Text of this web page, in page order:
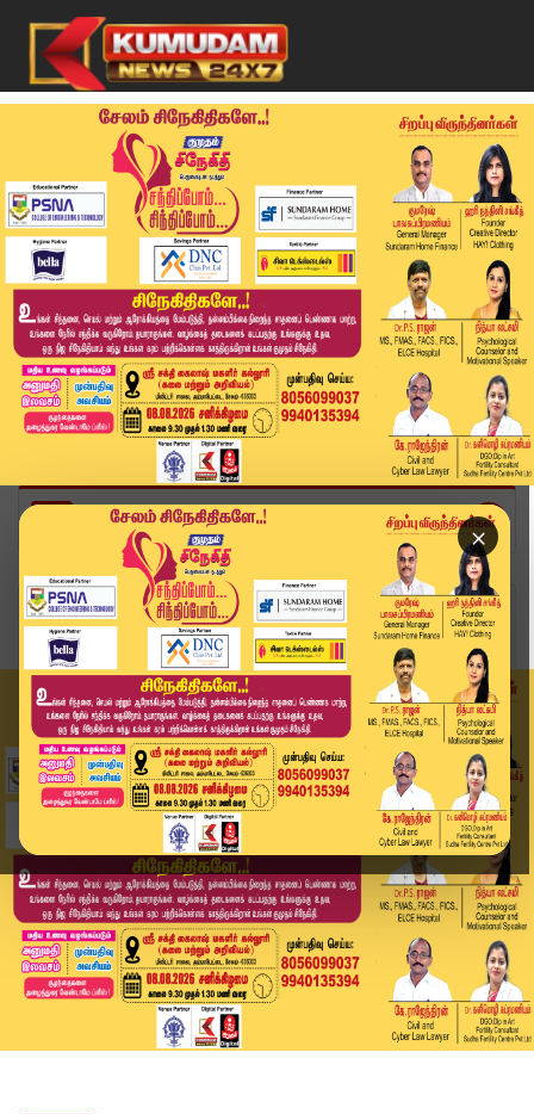
×
Home
லைஃப்ஸ்டைல்
உடல் எடையைக் குறைக்க உதவும் 'தனியா': அதிசய நன்ம...